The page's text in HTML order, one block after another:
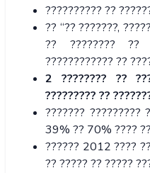
?????????? ??
?? “?? ???????,
?? ???????? ??
???????????? ??
2 ???????? ??
????????? ??
??????? ?????????
39% ?? 70% ????
?????? 2012 ????
?? ????? ?? ?????